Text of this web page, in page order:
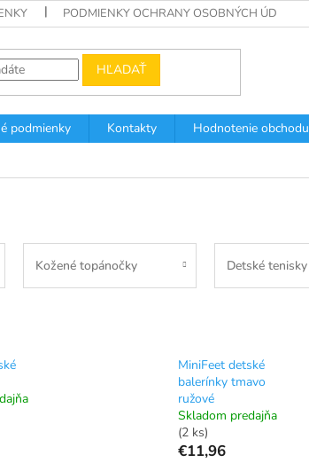
PODMIENKY OCHRANY OSOBNÝCH ÚDAJOV
HĽADAŤ
podmienky Kontakty
Hodnotenie obchodu
Kožené topánočky Detské tenisky
MiniFeet detské
balerínky tmavo
ružové
Skladom predajňa
(2 ks)
€11,96